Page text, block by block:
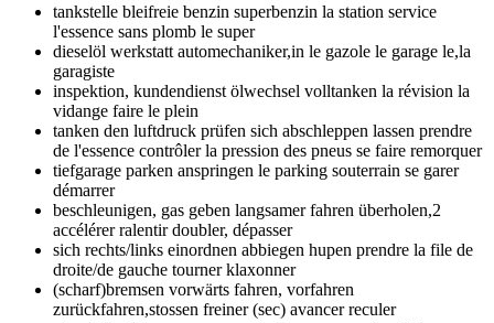
tankstelle bleifreie benzin superbenzin la station service
l'essence sans plomb le super
dieselöl werkstatt automechaniker,in le gazole le garage le,la
garagiste
inspektion, kundendienst ölwechsel volltanken la révision la
vidange faire le plein
tanken den luftdruck prüfen sich abschleppen lassen prendre
de l'essence contrôler la pression des pneus se faire remorquer
tiefgarage parken anspringen le parking souterrain se garer
démarrer
beschleunigen, gas geben langsamer fahren überholen,2
accélérer ralentir doubler, dépasser
sich rechts/links einordnen abbiegen hupen prendre la file de
droite/de gauche tourner klaxonner
(scharf)bremsen vorwärts fahren, vorfahren
zurückfahren,stossen freiner (sec) avancer reculer